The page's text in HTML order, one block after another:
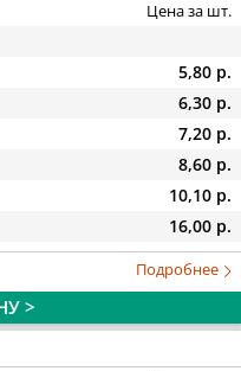
Цена за шт.
5,80 р.
6,30 р.
7,20 р.
8,60 р.
10,10 р.
16,00 р.
Подробнее
>